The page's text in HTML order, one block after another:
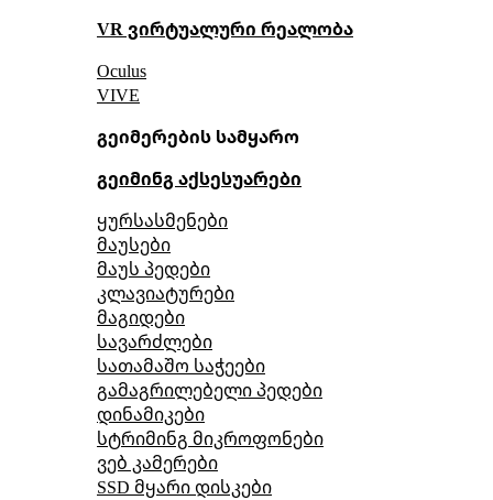
VR ვირტუალური რეალობა
Oculus
VIVE
გეიმერების სამყარო
გეიმინგ აქსესუარები
ყურსასმენები
მაუსები
მაუს პედები
კლავიატურები
მაგიდები
სავარძლები
სათამაშო საჭეები
გამაგრილებელი პედები
დინამიკები
სტრიმინგ მიკროფონები
ვებ კამერები
SSD მყარი დისკები